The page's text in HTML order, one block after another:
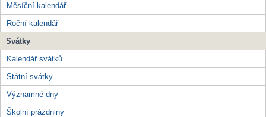
Měsíční kalendář
Roční kalendář
Svátky
Kalendář svátků
Státní svátky
Významné dny
Školní prázdniny